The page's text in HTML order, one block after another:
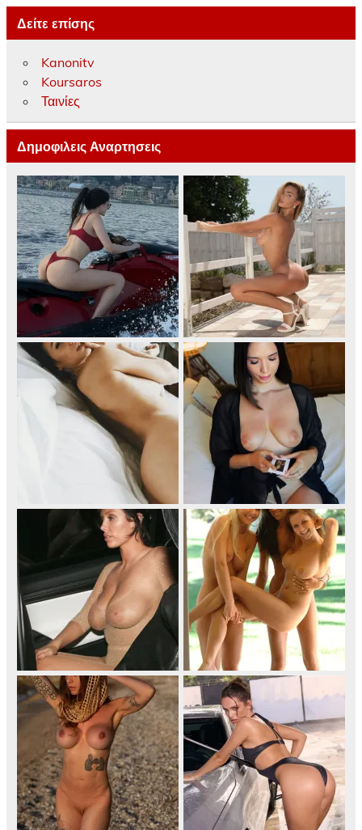
Δείτε επίσης
Kanonitv
Koursaros
Ταινίες
Δημοφιλεις Αναρτησεις